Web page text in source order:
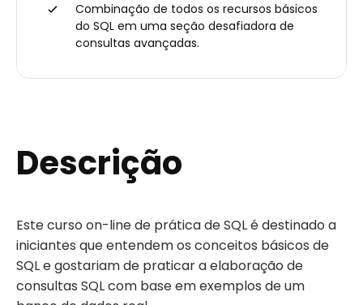
Combinação de todos os recursos básicos
do SQL em uma seção desafiadora de
consultas avançadas.
Descrição
Este curso on-line de prática de SQL é destinado a
iniciantes que entendem os conceitos básicos de
SQL e gostariam de praticar a elaboração de
consultas SQL com base em exemplos de um